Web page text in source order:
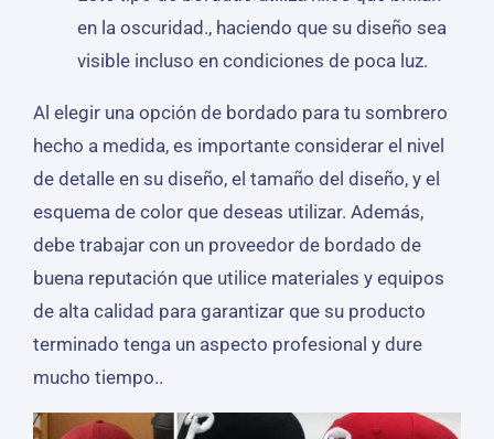
en la oscuridad., haciendo que su diseño sea
visible incluso en condiciones de poca luz.
Al elegir una opción de bordado para tu sombrero
hecho a medida, es importante considerar el nivel
de detalle en su diseño, el tamaño del diseño, y el
esquema de color que deseas utilizar. Además,
debe trabajar con un proveedor de bordado de
buena reputación que utilice materiales y equipos
de alta calidad para garantizar que su producto
terminado tenga un aspecto profesional y dure
mucho tiempo..